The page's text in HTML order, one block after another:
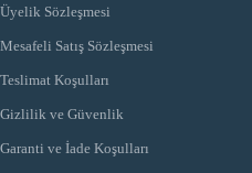
Üyelik Sözleşmesi
Mesafeli Satış Sözleşmesi
Teslimat Koşulları
Gizlilik ve Güvenlik
Garanti ve İade Koşulları